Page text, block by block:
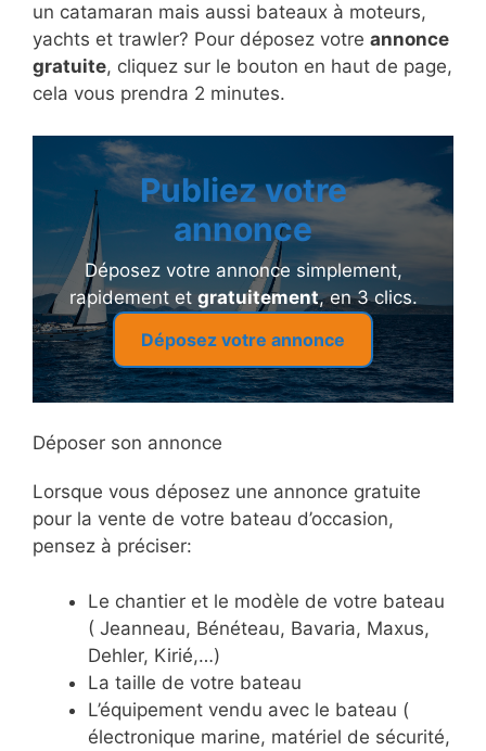
un catamaran mais aussi bateaux à moteurs,
yachts et trawler? Pour déposez votre annonce
gratuite, cliquez sur le bouton en haut de page,
cela vous prendra 2 minutes.
Publiez votre
annonce
Déposez votre annonce simplement,
rapidement et gratuitement, en 3 clics.
Déposez votre annonce
Déposer son annonce
Lorsque vous déposez une annonce gratuite
pour la vente de votre bateau d’occasion,
pensez à préciser:
Le chantier et le modèle de votre bateau
( Jeanneau, Bénéteau, Bavaria, Maxus,
Dehler, Kirié,…)
La taille de votre bateau
L’équipement vendu avec le bateau (
électronique marine, matériel de sécurité,